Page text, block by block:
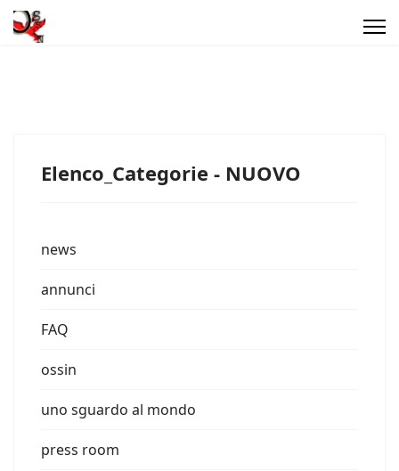
Elenco_Categorie - NUOVO
news
annunci
FAQ
ossin
uno sguardo al mondo
press room